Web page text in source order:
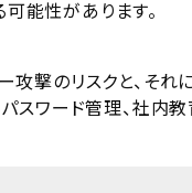
能性があります。
攻撃のリスクと、そ
スワード管理、社